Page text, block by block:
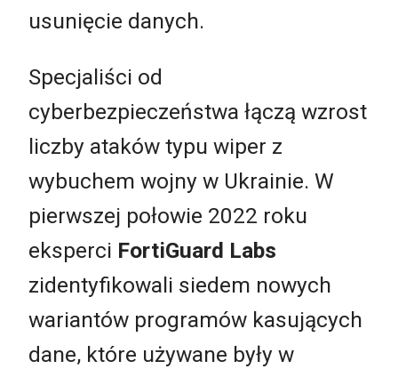
usunięcie danych.
Specjaliści od
cyberbezpieczeństwa łączą wzrost
liczby ataków typu wiper z
wybuchem wojny w Ukrainie. W
pierwszej połowie 2022 roku
eksperci FortiGuard Labs
zidentyfikowali siedem nowych
wariantów programów kasujących
dane, które używane były w